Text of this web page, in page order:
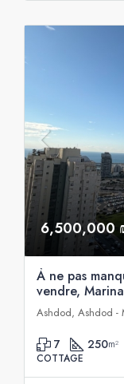
6,500,000
À ne pas
vendre,
Ashdod, Ashdod -
7 250m²
COTTAGE